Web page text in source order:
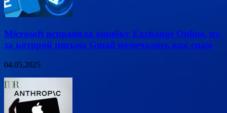
Microsoft исправила ошибку Exchange Online, из-
за которой письма Gmail помечались как спам
04.05.2025